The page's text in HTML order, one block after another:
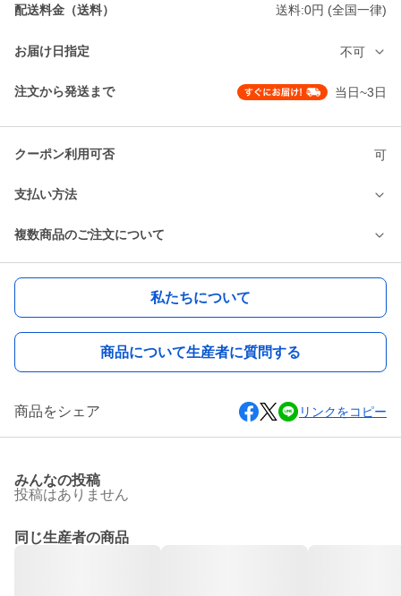
配送料金（送料） 送料:0円 (全国一律)
お届け日指定 不可
注文から発送まで 当日~3日
クーポン利用可否 可
支払い方法
複数商品のご注文について
私たちについて
商品について生産者に質問する
商品をシェア リンクをコピー
みんなの投稿
投稿はありません
同じ生産者の商品